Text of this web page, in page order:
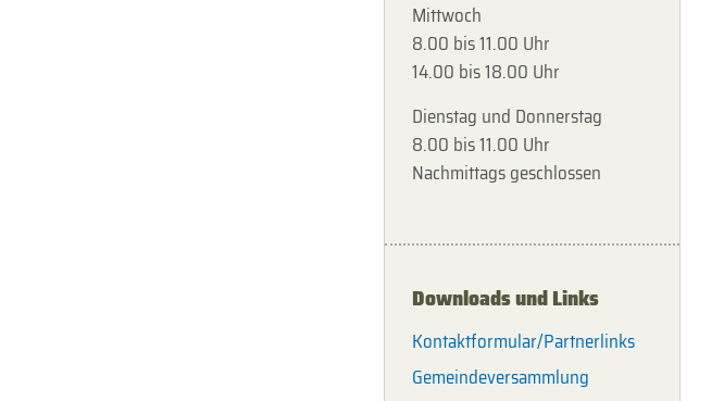
Mittwoch
8.00 bis 11.00 Uhr
14.00 bis 18.00 Uhr
Dienstag und Donnerstag
8.00 bis 11.00 Uhr
Nachmittags geschlossen
Downloads und Links
Kontaktformular/Partnerlinks
Gemeindeversammlung